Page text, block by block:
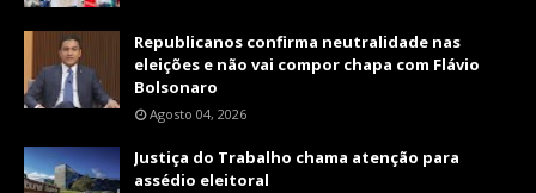
Republicanos confirma neutralidade nas
eleições e não vai compor chapa com Flávio
Bolsonaro
Agosto 04, 2026
Justiça do Trabalho chama atenção para
assédio eleitoral